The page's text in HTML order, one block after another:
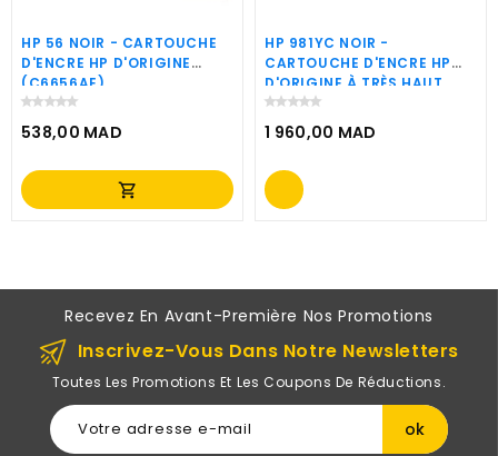
HP 56 NOIR - CARTOUCHE
D'ENCRE HP D'ORIGINE
(C6656AE)
538,00 MAD
Prix
shopping_cart
HP 981YC NOIR -
CARTOUCHE D'ENCRE HP
D'ORIGINE À TRÈS HAUT
RENDEMENT (L0R20YC)
1 960,00 MAD
Prix
Recevez En Avant-Première Nos Promotions
Inscrivez-Vous Dans Notre Newsletters
Toutes Les Promotions Et Les Coupons De Réductions.